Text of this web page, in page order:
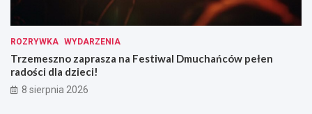
ROZRYWKA WYDARZENIA
Trzemeszno zaprasza na Festiwal Dmuchańców pełen
radości dla dzieci!
8 sierpnia 2026